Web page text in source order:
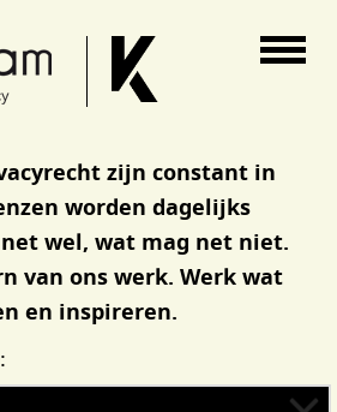
zijn constant in
worden dagelijks
wel, wat mag net niet.
van ons werk. Werk wat
en inspireren.